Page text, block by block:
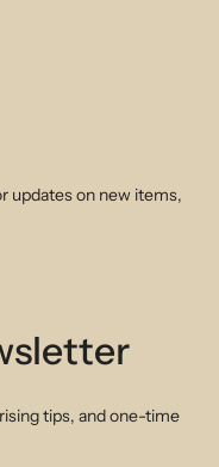
updates on new items,
tips, and one-time